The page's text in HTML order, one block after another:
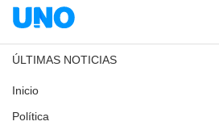
ÚLTIMAS NOTICIAS
Inicio
Política